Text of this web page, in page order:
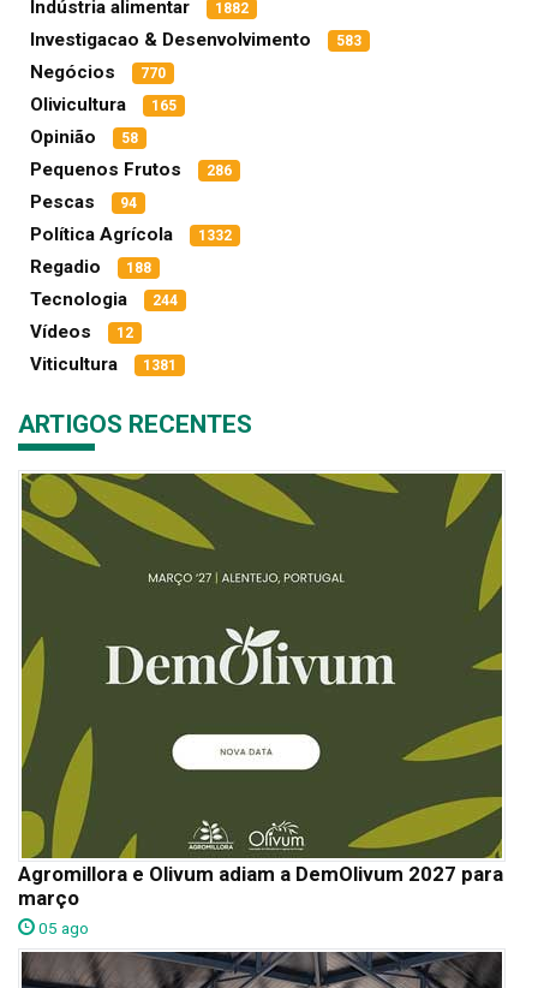
Indústria alimentar 1882
Investigacao & Desenvolvimento 583
Negócios 770
Olivicultura 165
Opinião 58
Pequenos Frutos 286
Pescas 94
Política Agrícola 1332
Regadio 188
Tecnologia 244
Vídeos 12
Viticultura 1381
ARTIGOS RECENTES
Agromillora e Olivum adiam a DemOlivum 2027 para
março
05 ago